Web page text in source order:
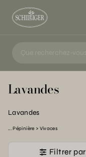
Lavandes
Lavandes
Pépinière Vivaces
Filtrer par